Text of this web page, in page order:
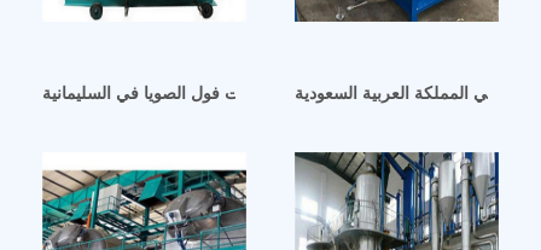
تقرير مشروع مصنع معالجة زيت فول الصويا في السليمانية
في المملكة العربية السعودية